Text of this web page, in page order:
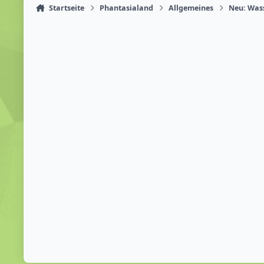
Startseite Phantasialand Allgemeines Neu: